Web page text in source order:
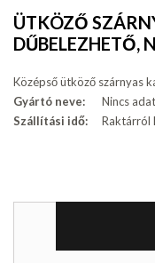
ÜTKÖZŐ
DŰBELEZHETŐ,
Középső ütköző szárnyas
Gyártó neve:
Nincs adat
Szállítási idő:
Raktárról